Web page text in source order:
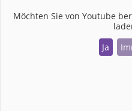
Möchten Sie von Youtube
Ja